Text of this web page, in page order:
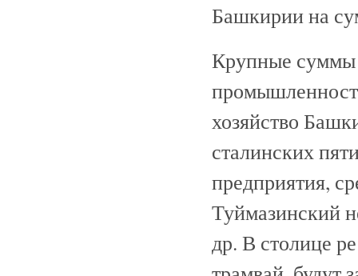
Башкирии на
Крупные суммы
хозяйство
сталинских
предприятия,
Туймазинский
др. В столице